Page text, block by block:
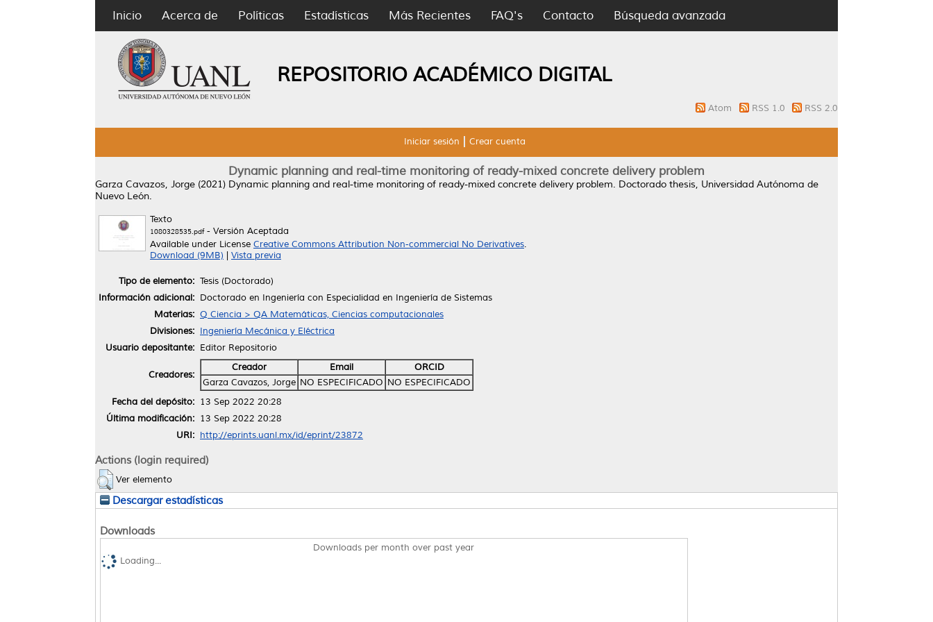
Inicio Acerca de Políticas Estadísticas Más Recientes FAQ's Contacto Búsqueda avanzada
REPOSITORIO ACADÉMICO DIGITAL
Atom RSS 1.0 RSS 2.0
Iniciar sesión Crear cuenta
Dynamic planning and real-time monitoring of ready-mixed concrete delivery problem
Garza Cavazos, Jorge (2021) Dynamic planning and real-time monitoring of ready-mixed concrete delivery problem. Doctorado thesis, Universidad Autónoma de
Nuevo León.
Texto
1080328535.pdf- Versión Aceptada
Available under License Creative Commons Attribution Non-commercial No Derivatives.
Download (9MB)
Vista previa
Tipo de elemento: Tesis (Doctorado)
Información adicional: Doctorado en Ingeniería con Especialidad en Ingeniería de Sistemas
Materias: Q Ciencia > QA Matemáticas, Ciencias computacionales
Divisiones: Ingeniería Mecánica y Eléctrica
Usuario depositante: Editor Repositorio
Creadores:
Creador Email
ORCID
Garza Cavazos, Jorge NO ESPECIFICADO NO ESPECIFICADO
Fecha del depósito: 13 Sep 2022 20:28
Última modificación: 13 Sep 2022 20:28
URI: http://eprints.uanl.mx/id/eprint/23872
Actions (login required)
Ver elemento
Descargar estadísticas
Downloads
Downloads per month over past year
Loading...